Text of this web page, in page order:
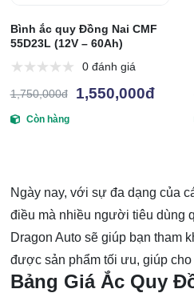
Bình ắc quy Đồng Nai CMF
55D23L (12V – 60Ah)
0 đánh giá
1,750,000đ 1,550,000đ
Còn hàng
Ngày nay, với sự đa dạng của
điều mà nhiều người tiêu dùng
Dragon Auto sẽ giúp bạn tham
được sản phẩm tối ưu, giúp
Bảng Giá Ắc Quy